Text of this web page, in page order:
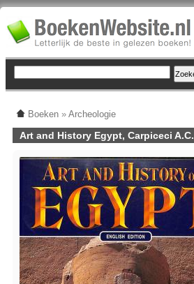
Boeken » Archeologie
Art and History Egypt, Carpiceci A.C.